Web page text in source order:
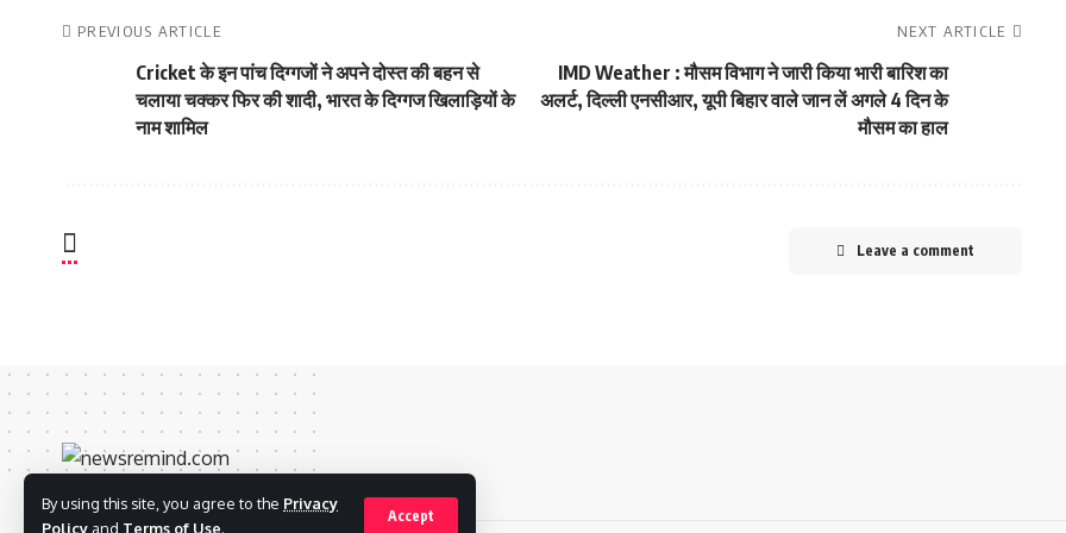
By using this site, you agree to the Privacy
Policy and Terms of Use.
Accept
PREVIOUS ARTICLE
Cricket के इन पांच दिग्गजों ने अपने दोस्त की बहन से
चलाया चक्कर फिर की शादी, भारत के दिग्गज खिलाड़ियों के
नाम शामिल
NEXT ARTICLE
IMD Weather : मौसम विभाग ने जारी किया भारी बारिश का
अलर्ट, दिल्ली एनसीआर, यूपी बिहार वाले जान लें अगले 4 दिन के
मौसम का हाल
Leave a comment